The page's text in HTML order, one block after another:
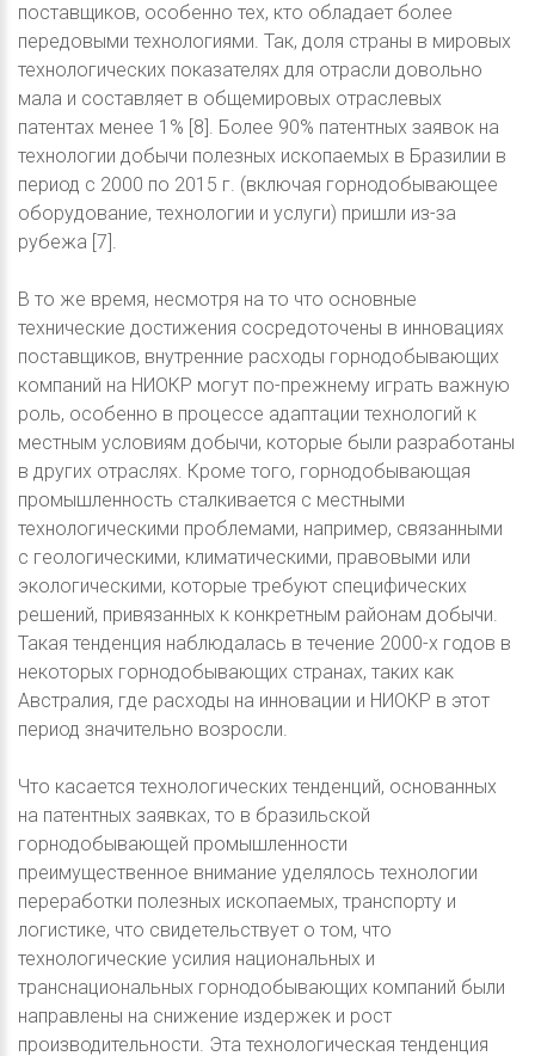
поставщиков, особенно тех, кто обладает более
передовыми технологиями. Так, доля страны в мировых
технологических показателях для отрасли довольно
мала и составляет в общемировых отраслевых
патентах менее 1% [8]. Более 90% патентных заявок на
технологии добычи полезных ископаемых в Бразилии в
период с 2000 по 2015 г. (включая горнодобывающее
оборудование, технологии и услуги) пришли из-за
рубежа [7].
В то же время, несмотря на то что основные
технические достижения сосредоточены в инновациях
поставщиков, внутренние расходы горнодобывающих
компаний на НИОКР могут по-прежнему играть важную
роль, особенно в процессе адаптации технологий к
местным условиям добычи, которые были разработаны
в других отраслях. Кроме того, горнодобывающая
промышленность сталкивается с местными
технологическими проблемами, например, связанными
с геологическими, климатическими, правовыми или
экологическими, которые требуют специфических
решений, привязанных к конкретным районам добычи.
Такая тенденция наблюдалась в течение 2000-х годов в
некоторых горнодобывающих странах, таких как
Австралия, где расходы на инновации и НИОКР в этот
период значительно возросли.
Что касается технологических тенденций, основанных
на патентных заявках, то в бразильской
горнодобывающей промышленности
преимущественное внимание уделялось технологии
переработки полезных ископаемых, транспорту и
логистике, что свидетельствует о том, что
технологические усилия национальных и
транснациональных горнодобывающих компаний были
направлены на снижение издержек и рост
производительности. Эта технологическая тенденция